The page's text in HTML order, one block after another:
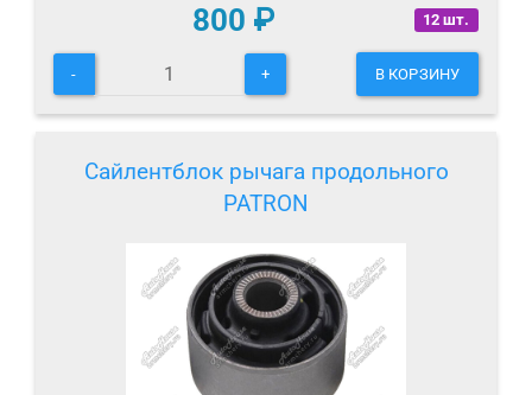
12 шт.
800 ₽
- + В КОРЗИНУ
Сайлентблок рычага продольного
PATRON